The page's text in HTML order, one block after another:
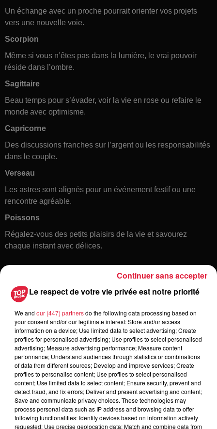
Un échange avec un proche pourrait orienter vos projets
vers une nouvelle voie.
Scorpion
Même si vous n’êtes pas dans la lumière, le vrai pouvoir
réside dans l’ombre.
Sagittaire
Beau temps pour s’évader, voir la vie en rose ou refaire le
monde avec optimisme.
Capricorne
Des discussions franches sur l’argent ou les responsabilités
dans le couple.
Verseau
Les astres sont alignés pour un événement festif ou une
rencontre agréable.
Poissons
Régalez-vous des petits plaisirs de la vie et savourez
chaque instant avec délices.
Toute l'actu
6 août 2026
À Hoerdt, de l’eau brune sort des
robinets
Le respect de votre vie privée est notre priorité
We and our (447) partnersdo the following data processing based on
your consent and/or our legitimate interest: Store and/or access
information on a device; Use limited data to select advertising; Create
profiles for personalised advertising; Use profiles to select personalised
advertising; Measure advertising performance; Measure content
performance; Understand audiences through statistics or combinations
of data from different sources; Develop and improve services; Create
profiles to personalise content; Use profiles to select personalised
content; Use limited data to select content; Ensure security, prevent and
detect fraud, and fix errors; Deliver and present advertising and content;
Save and communicate privacy choices. These technologies may
process personal data such as IP address and browsing data to offer
following functionalities: Identify devices based on information actively
requested; Use precise geolocation data; Match and combine data from
Continuer sans accepter